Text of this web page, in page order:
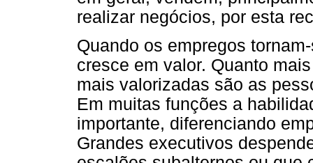
realizar negócios, por esta
Quando os empregos
cresce em valor. Quanto
mais valorizadas são as
Em muitas funções a
importante, diferenciando
Grandes executivos